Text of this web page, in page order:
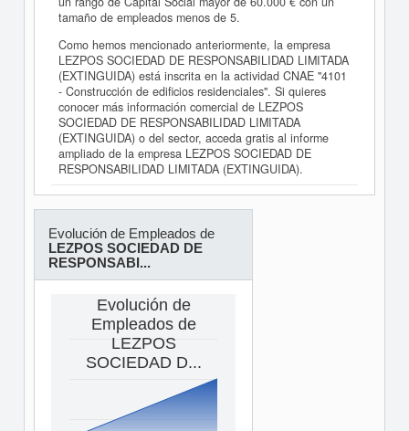
tamaño de empleados menos de 5.
Como hemos mencionado anteriormente, la empresa
LEZPOS SOCIEDAD DE RESPONSABILIDAD LIMITADA
(EXTINGUIDA) está inscrita en la actividad CNAE "4101
- Construcción de edificios residenciales". Si quieres
conocer más información comercial de LEZPOS
SOCIEDAD DE RESPONSABILIDAD LIMITADA
(EXTINGUIDA) o del sector, acceda gratis al informe
ampliado de la empresa LEZPOS SOCIEDAD DE
RESPONSABILIDAD LIMITADA (EXTINGUIDA).
Evolución de Empleados de
LEZPOS SOCIEDAD DE
RESPONSABI...
Evolución de
Empleados de
LEZPOS
SOCIEDAD D...